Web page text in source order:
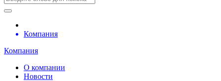
Компания
Компания
О компании
Новости